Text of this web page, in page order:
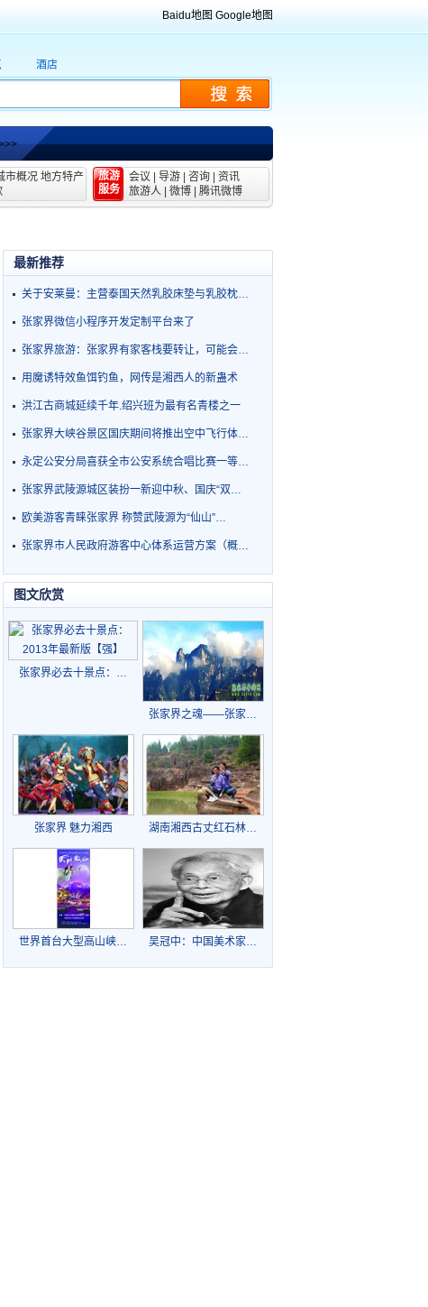
Baidu地图 Google地图
酒店
市概况 地方特产
旅游
服务
会议 导游 咨询
资讯
旅游人
微博 腾讯微博
最新推荐
关于安莱曼：主营泰国天然乳胶床垫与乳胶枕…
张家界微信小程序开发定制平台来了
张家界旅游：张家界有家客栈要转让，可能会…
用魔诱特效鱼饵钓鱼，网传是湘西人的新蛊术
洪江古商城延续千年.绍兴班为最有名青楼之一
张家界大峡谷景区国庆期间将推出空中飞行体…
永定公安分局喜获全市公安系统合唱比赛一等…
张家界武陵源城区装扮一新迎中秋、国庆“双…
欧美游客青睐张家界 称赞武陵源为“仙山”…
张家界市人民政府游客中心体系运营方案（概…
图文欣赏
张家界必去十景点：…
张家界之魂——张家…
张家界 魅力湘西 湖南湘西古丈红石林…
世界首台大型高山峡… 吴冠中：中国美术家…